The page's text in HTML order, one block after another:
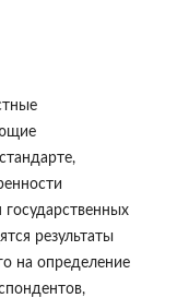
результаты
на определение